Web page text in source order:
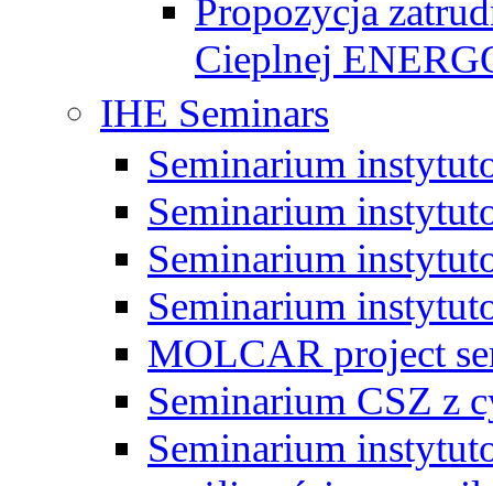
Propozycja
Cieplnej
IHE Seminars
Seminarium
Seminarium
Seminarium
Seminarium
MOLCAR project
Seminarium CSZ z
Seminarium